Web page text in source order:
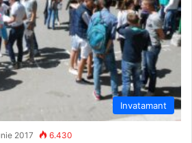
Invatamant
2017 6.430